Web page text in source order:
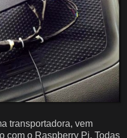
transportadora, vem
com o Raspberry Pi. Todas